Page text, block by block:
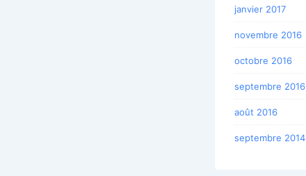
janvier 2017
novembre 2016
octobre 2016
septembre 2016
août 2016
septembre 2014